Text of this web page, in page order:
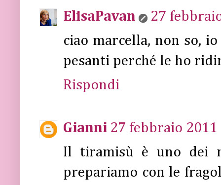
ElisaPavan
27
ciao marcella, non so,
pesanti perché le ho
Rispondi
Gianni 27 febbraio
Il tiramisù è uno dei
prepariamo con le